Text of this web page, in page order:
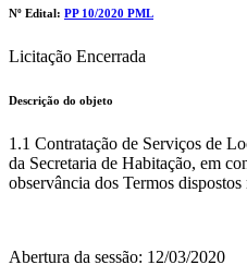
Nº Edital: PP 10/2020 PML
Licitação Encerrada
Descrição do objeto
1.1 Contratação de Serviços de
da Secretaria de Habitação, em
observância dos Termos
Abertura da sessão: 12/03/2020